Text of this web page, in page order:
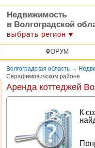
Недвижимость
в Волгоградской
выбрать регион
ФОРУМ
Волгоградская область →
Серафимовичском районе
Аренда коттеджей
К